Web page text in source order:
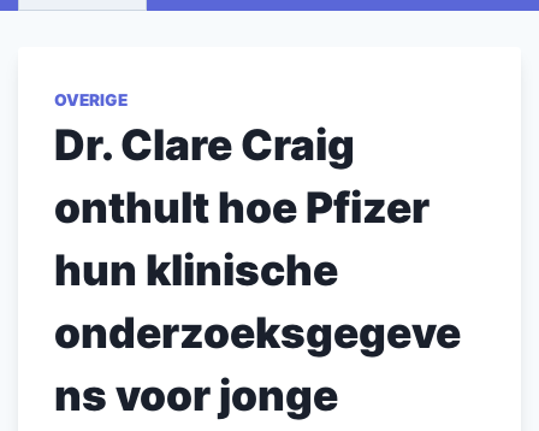
OVERIGE
Dr. Clare Craig
onthult hoe Pfizer
hun klinische
onderzoeksgegeve
ns voor jonge